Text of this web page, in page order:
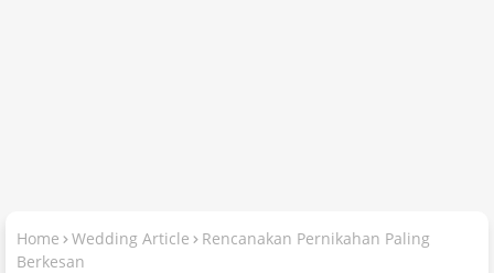
Home Wedding Article
Rencanakan Pernikahan Paling
Berkesan